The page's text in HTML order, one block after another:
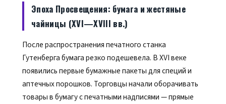
Эпоха Просвещения: бумага и жестяные
чайницы (XVI—XVIII вв.)
После распространения печатного станка
Гутенберга бумага резко подешевела. В XVI веке
появились первые бумажные пакеты для специй и
аптечных порошков. Торговцы начали оборачивать
товары в бумагу с печатными надписями — прямые